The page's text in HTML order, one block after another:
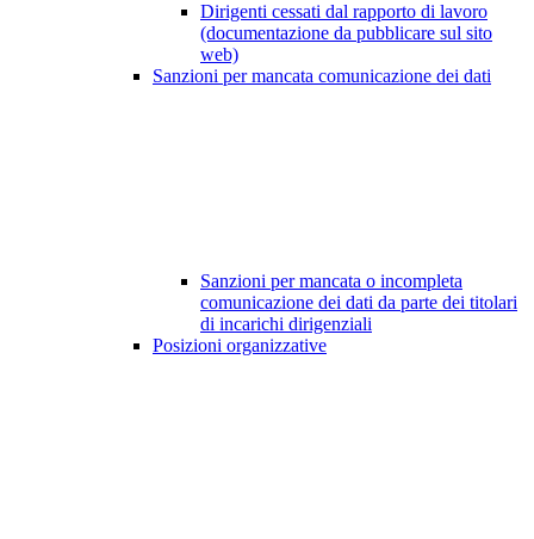
Dirigenti cessati dal rapporto di lavoro
(documentazione da pubblicare sul sito
web)
Sanzioni per mancata comunicazione dei dati
Sanzioni per mancata o incompleta
comunicazione dei dati da parte dei titolari
di incarichi dirigenziali
Posizioni organizzative